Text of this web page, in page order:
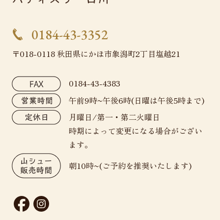
0184-43-3352
〒018-0118 秋田県にかほ市象潟町2丁目塩越21
0184-43-4383
午前9時~午後6時(日曜は午後5時まで)
月曜日/第一・第二火曜日
時期によって変更になる場合がござい
ます。
朝10時~(ご予約を推奨いたします)